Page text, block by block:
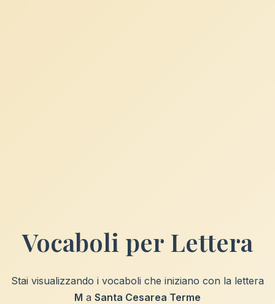
Vocaboli per Lettera
Stai visualizzando i vocaboli che iniziano con la lettera
M a Santa Cesarea Terme